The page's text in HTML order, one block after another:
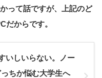
って話ですが、上記のど
だからです。
いしいらない。ノー
ちか悩む大学生へ